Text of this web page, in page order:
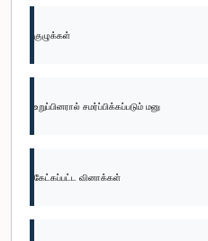
குழுக்கள்
உறுப்பினரால் சமர்ப்பிக்கப்படும் மனு
கேட்கப்பட்ட வினாக்கள்